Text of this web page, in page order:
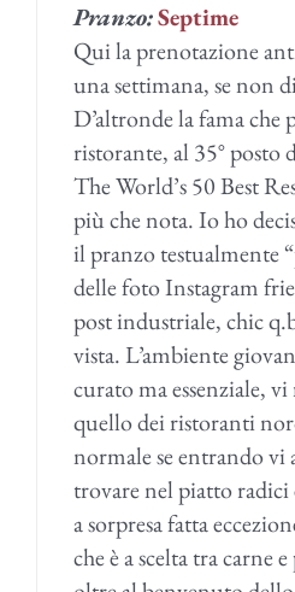
Pranzo:Septime
Qui la prenotazione
una settimana, se non
D’altronde la fama che
ristorante, al 35° posto
The World’s 50 Best
più che nota. Io ho
il pranzo testualmente
delle foto Instagram
post industriale, chic
vista. L’ambiente
curato ma essenziale,
quello dei ristoranti
normale se entrando vi
trovare nel piatto
a sorpresa fatta
che è a scelta tra carne